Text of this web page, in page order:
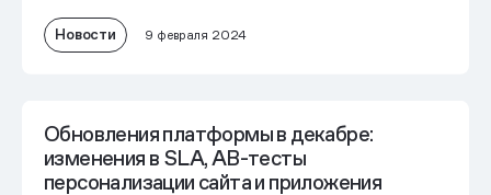
Новости 9 февраля 2024
Обновления платформы в декабре:
изменения в SLA, AB-тесты
персонализации сайта и приложения